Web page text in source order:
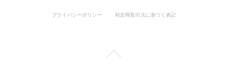
プライバシーポリシー 特定商取引法に基づく表記